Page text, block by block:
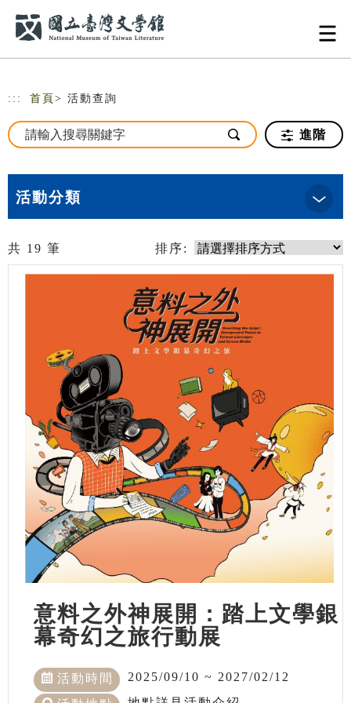
::: 首頁 > 活動查詢
進階
活動分類
共 19 筆 排序:
意料之外神展開：踏上文學銀
幕奇幻之旅行動展
活動時間 2025/09/10 ~ 2027/02/12